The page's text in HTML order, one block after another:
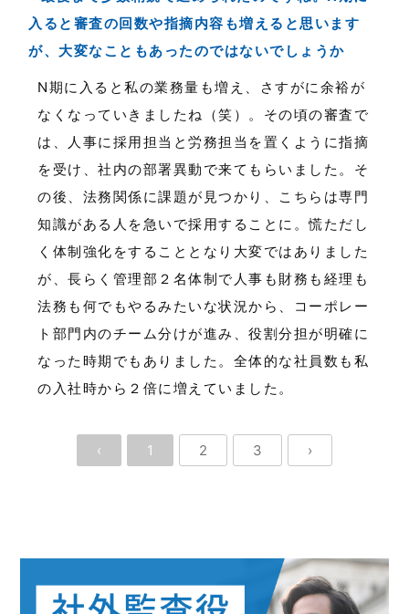
入ると審査の回数や指摘内容も増えると思います
が、大変なこともあったのではないでしょうか
N期に入ると私の業務量も増え、さすがに余裕が
なくなっていきましたね（笑）。その頃の審査で
は、人事に採用担当と労務担当を置くように指摘
を受け、社内の部署異動で来てもらいました。そ
の後、法務関係に課題が見つかり、こちらは専門
知識がある人を急いで採用することに。慌ただし
く体制強化をすることとなり大変ではありました
が、長らく管理部２名体制で人事も財務も経理も
法務も何でもやるみたいな状況から、コーポレー
ト部門内のチーム分けが進み、役割分担が明確に
なった時期でもありました。全体的な社員数も私
の入社時から２倍に増えていました。
‹ 1 2 3 ›